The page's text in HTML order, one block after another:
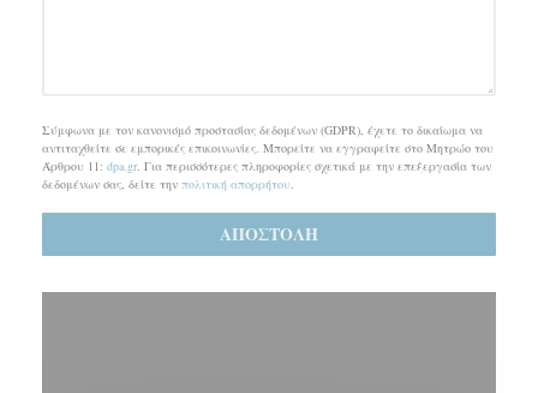
Σύμφωνα με τον κανονισμό προστασίας δεδομένων (GDPR), έχετε το δικαίωμα να
αντιταχθείτε σε εμπορικές επικοινωνίες. Μπορείτε να εγγραφείτε στο Μητρώο του
Άρθρου 11: dpa.gr. Για περισσότερες πληροφορίες σχετικά με την επεξεργασία των
δεδομένων σας, δείτε την πολιτική απορρήτου.